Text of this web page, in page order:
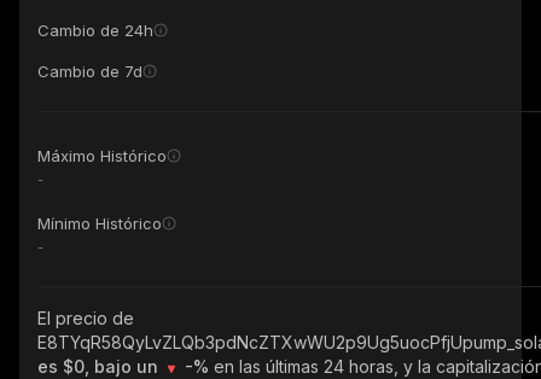
Cambio de 24h
Cambio de 7d
Máximo Histórico
-
Mínimo Histórico
-
El precio de
es $0, bajo un
-% en las últimas 24 horas, y la